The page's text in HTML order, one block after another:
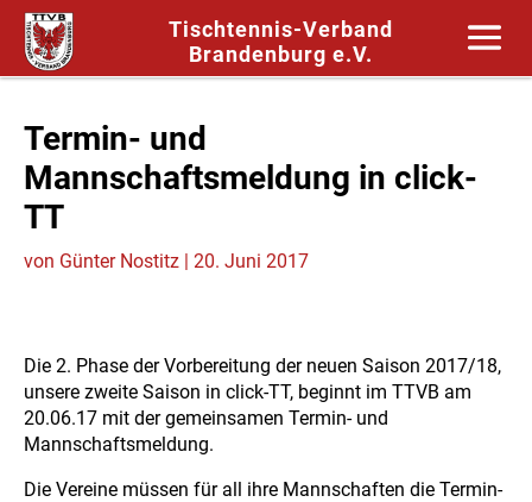
Tischtennis-Verband
Brandenburg e.V.
Termin- und
Mannschaftsmeldung in click-
TT
von Günter Nostitz | 20. Juni 2017
Die 2. Phase der Vorbereitung der neuen Saison 2017/18,
unsere zweite Saison in click-TT, beginnt im TTVB am
20.06.17 mit der gemeinsamen Termin- und
Mannschaftsmeldung.
Die Vereine müssen für all ihre Mannschaften die Termin-